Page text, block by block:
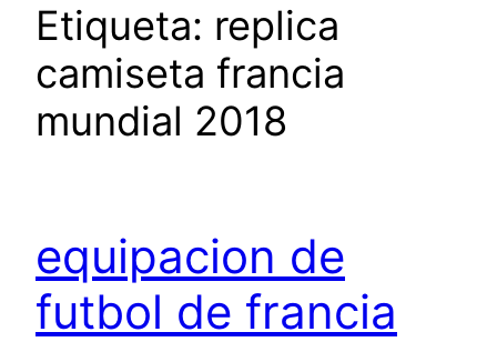
Etiqueta: replica
camiseta francia
mundial 2018
equipacion de
futbol de francia